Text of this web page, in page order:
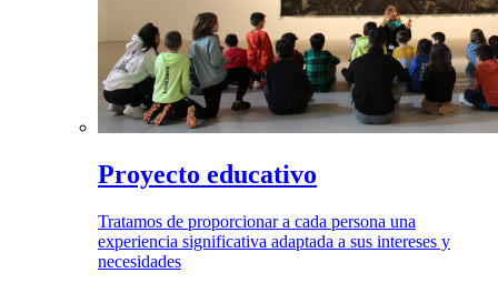
Proyecto educativo
Tratamos de proporcionar a cada persona una
experiencia significativa adaptada a sus intereses y
necesidades